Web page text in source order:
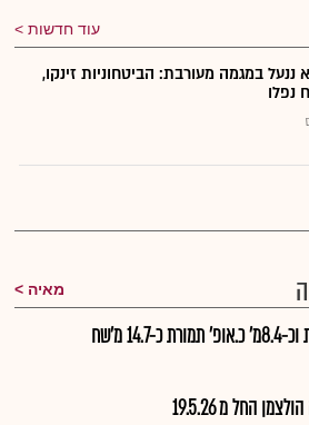
עוד חדשות
במגמה מעורבת: הביטחוניות זינקו,
נפלו
מאיה
החל מ 19.5.26